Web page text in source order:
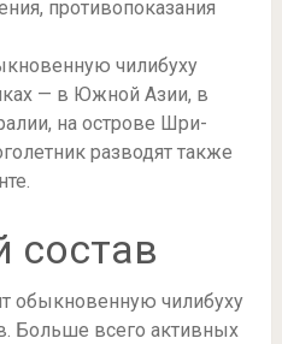
чилибуху
— в Южной Азии, в
на острове Шри-
разводят также
состав
обыкновенную чилибуху
Больше всего активных